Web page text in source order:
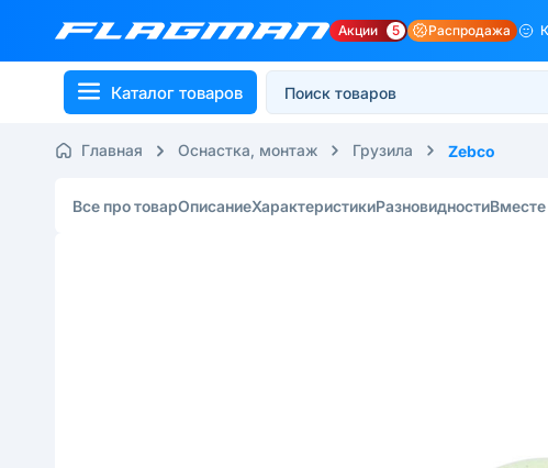
Акции 5 Распродажа
Каталог товаров
Главная Оснастка, монтаж Грузила Zebco
Все про товарОписаниеХарактеристикиРазновидности